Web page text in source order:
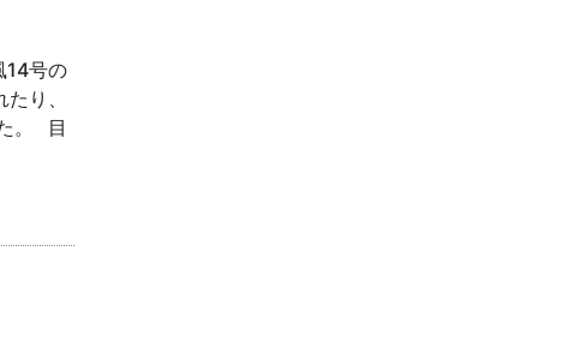
号の
り、
。 目